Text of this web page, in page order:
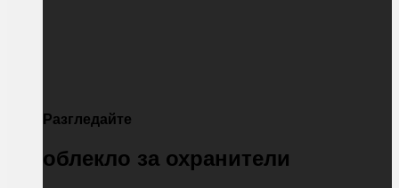
Разгледайте
облекло за охранители